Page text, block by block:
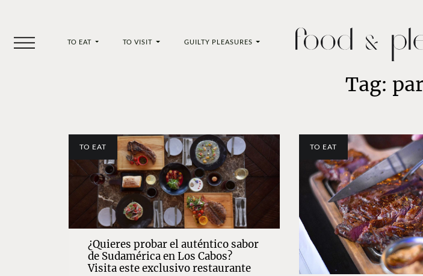
TO EAT TO VISIT GUILTY PLEASURES
Tag:
TO EAT
¿Quieres probar el auténtico sabor
de Sudamérica en Los Cabos?
Visita este exclusivo restaurante
TO EAT